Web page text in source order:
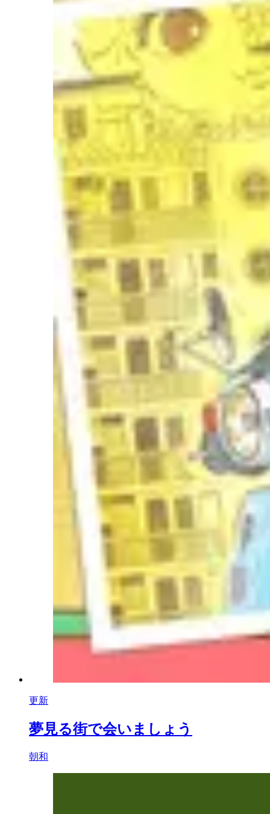
更新
夢見る街で会いましょう
朝和